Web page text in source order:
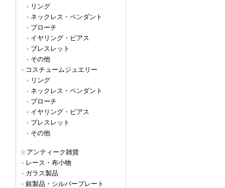
リング
ネックレス・ペンダント
ブローチ
イヤリング・ピアス
ブレスレット
その他
コスチュームジュエリー
リング
ネックレス・ペンダント
ブローチ
イヤリング・ピアス
ブレスレット
その他
アンティーク雑貨
レース・布小物
ガラス製品
銀製品・シルバープレート